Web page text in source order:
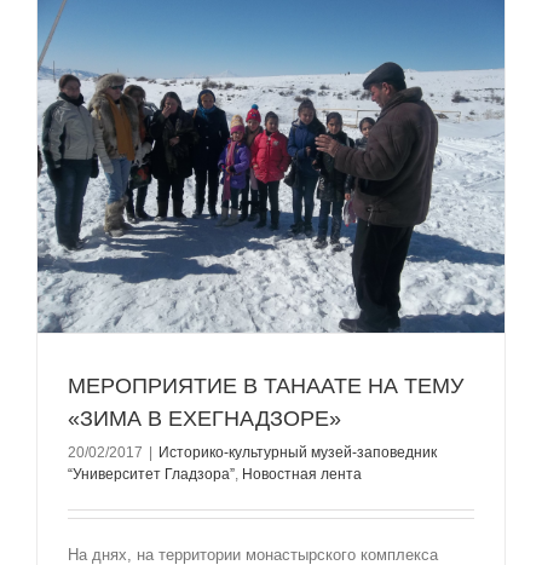
МЕРОПРИЯТИЕ В ТАНААТЕ НА ТЕМУ
«ЗИМА В ЕХЕГНАДЗОРЕ»
20/02/2017
Историко-культурный музей-заповедник
“Университет Гладзорa”, Новостная лента
На днях, на территории монастырского комплекса